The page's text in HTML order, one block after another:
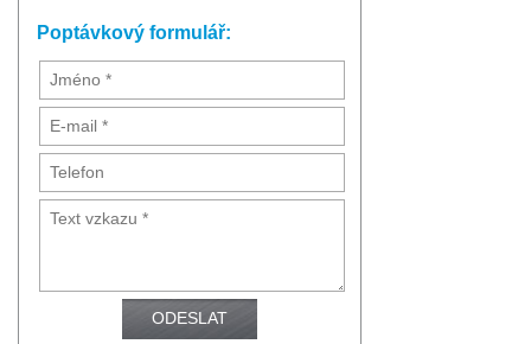
Poptávkový formulář: